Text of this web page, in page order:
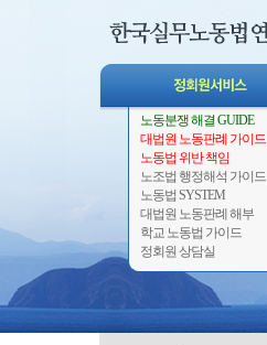
노동분쟁 해결 GUIDE
대법원 노동판례 가이드
노동법 위반 책임
노조법 행정해석 가이드
노동법 SYSTEM
대법원 노동판례 해부
학교 노동법 가이드
정회원 상담실